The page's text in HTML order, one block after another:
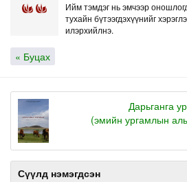
Ийм тэмдэг нь эмчээр
тухайн бүтээгдэхүүнийг
илэрхийлнэ.
« Буцах
Дарьганга
(эмийн ургамлын
Сүүлд нэмэгдсэн